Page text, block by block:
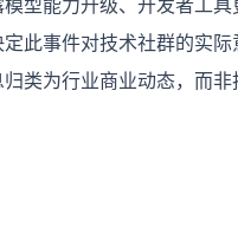
型能力升级、开发者工具
此事件对技术社群的实际
类为行业商业动态，而非